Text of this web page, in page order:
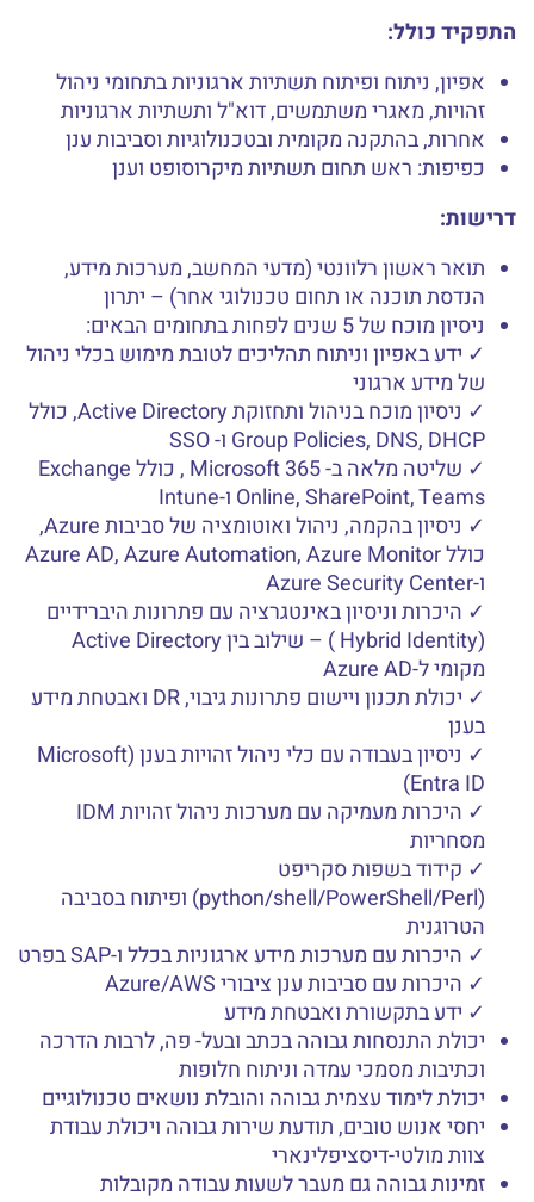
התפקיד כולל:
אפיון, ניתוח ופיתוח תשתיות ארגוניות בתחומי ניהול
זהויות, מאגרי משתמשים, דוא"ל ותשתיות ארגוניות
אחרות, בהתקנה מקומית ובטכנולוגיות וסביבות ענן
כפיפות: ראש תחום תשתיות מיקרוסופט וענן
דרישות:
תואר ראשון רלוונטי (מדעי המחשב, מערכות מידע,
הנדסת תוכנה או תחום טכנולוגי אחר) – יתרון
ניסיון מוכח של 5 שנים לפחות בתחומים הבאים:
✓ ידע באפיון וניתוח תהליכים לטובת מימוש בכלי ניהול
של מידע ארגוני
✓ ניסיון מוכח בניהול ותחזוקת Active Directory, כולל
Group Policies, DNS, DHCP ו- SSO
✓ שליטה מלאה ב- Microsoft 365 , כולל Exchange
Online, SharePoint, Teams ו-Intune
✓ ניסיון בהקמה, ניהול ואוטומציה של סביבות Azure,
כולל Azure AD, Azure Automation, Azure Monitor
ו-Azure Security Center
✓ היכרות וניסיון באינטגרציה עם פתרונות היברידיים
(Hybrid Identity ) – שילוב בין Active Directory
מקומי ל-Azure AD
✓ יכולת תכנון ויישום פתרונות גיבוי, DR ואבטחת מידע
בענן
✓ ניסיון בעבודה עם כלי ניהול זהויות בענן (Microsoft
Entra ID)
✓ היכרות מעמיקה עם מערכות ניהול זהויות IDM
מסחריות
✓ קידוד בשפות סקריפט
(python/shell/PowerShell/Perl) ופיתוח בסביבה
הטרוגנית
✓ היכרות עם מערכות מידע ארגוניות בכלל ו-SAP בפרט
✓ היכרות עם סביבות ענן ציבורי Azure/AWS
✓ ידע בתקשורת ואבטחת מידע
יכולת התנסחות גבוהה בכתב ובעל- פה, לרבות הדרכה
וכתיבות מסמכי עמדה וניתוח חלופות
יכולת לימוד עצמית גבוהה והובלת נושאים טכנולוגיים
יחסי אנוש טובים, תודעת שירות גבוהה ויכולת עבודת
צוות מולטי-דיסציפלינארי
זמינות גבוהה גם מעבר לשעות עבודה מקובלות